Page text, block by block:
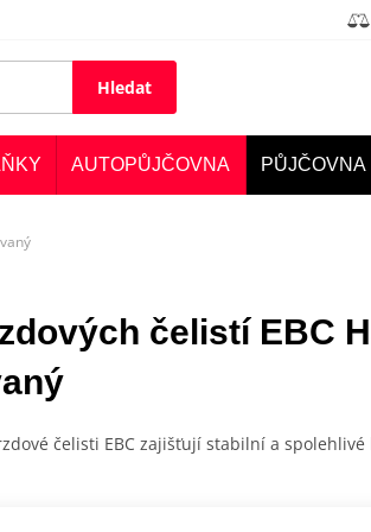
Hledat
AUTOPŮJČOVNA PŮJČOVNA
čelistí EBC
čelisti EBC zajišťují stabilní a